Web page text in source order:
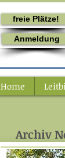
freie Plätze!
Anmeldung
Home
Archiv